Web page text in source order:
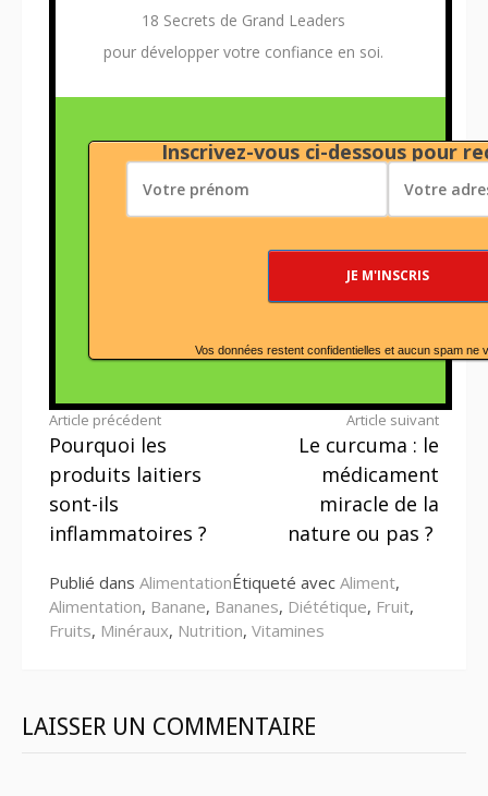
18 Secrets de Grand Leaders
pour développer votre confiance en soi.
Inscrivez-vous ci-dessous pour
Vos données restent confidentielles et aucun spam ne
Lire
la
suite
Article précédent
Pourquoi les
produits laitiers
sont-ils
inflammatoires ?
Article suivant
Le curcuma : le
médicament
miracle de la
nature ou pas ?
Publié dans AlimentationÉtiqueté avec Aliment,
Alimentation, Banane, Bananes, Diététique, Fruit,
Fruits, Minéraux, Nutrition, Vitamines
LAISSER UN COMMENTAIRE